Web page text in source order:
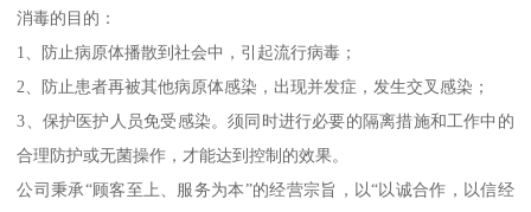
消毒的目的：
1、防止病原体播散到社会中，引起流行病毒；
2、防止患者再被其他病原体感染，出现并发症，发生交叉感染；
3、保护医护人员免受感染。须同时进行必要的隔离措施和工作中的
合理防护或无菌操作，才能达到控制的效果。
公司秉承“顾客至上、服务为本”的经营宗旨，以“以诚合作，以信经